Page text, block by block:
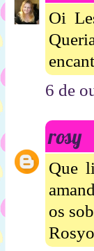
Oi
6 de
rosy
Que
os